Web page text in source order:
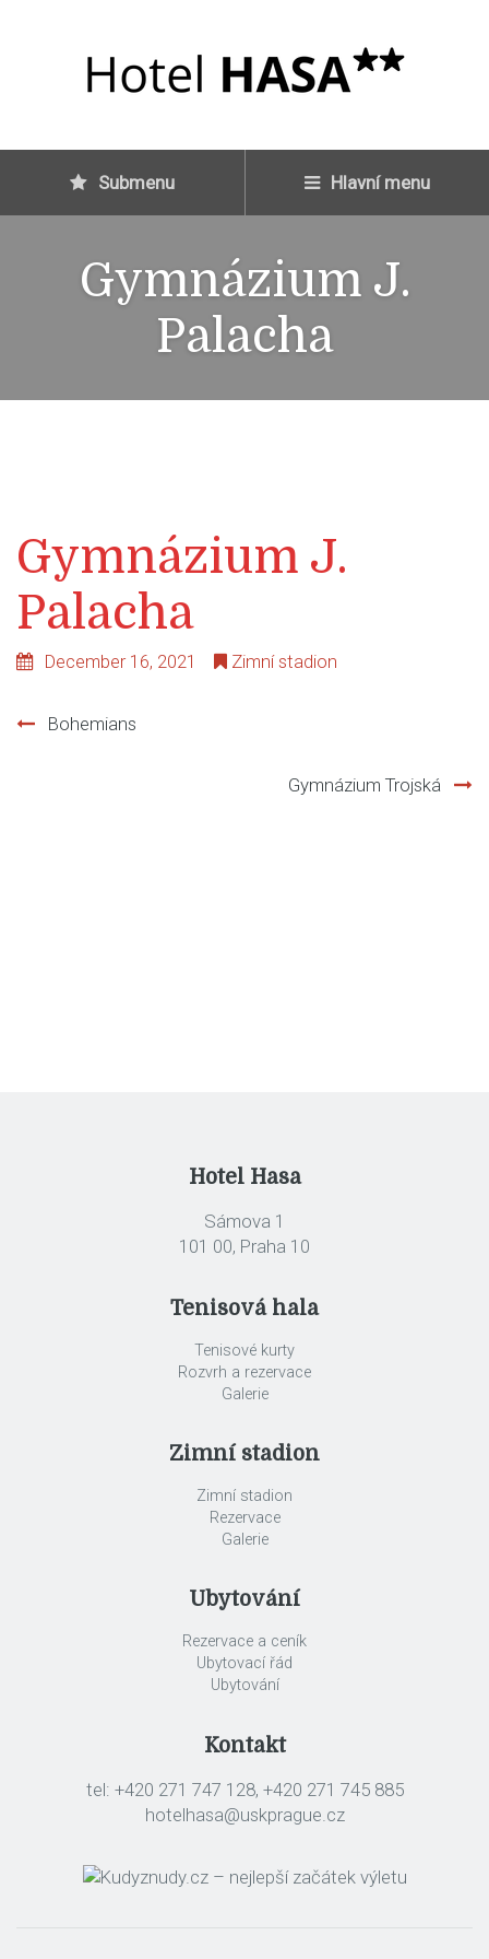
Submenu Hlavní menu
Gymnázium J.
Palacha
Gymnázium J.
Palacha
December 16, 2021 Zimní stadion
Bohemians
Gymnázium Trojská
Hotel Hasa
Sámova 1
101 00, Praha 10
Tenisová hala
Tenisové kurty
Rozvrh a rezervace
Galerie
Zimní stadion
Zimní stadion
Rezervace
Galerie
Ubytování
Rezervace a ceník
Ubytovací řád
Ubytování
Kontakt
tel: +420 271 747 128, +420 271 745 885
hotelhasa@uskprague.cz